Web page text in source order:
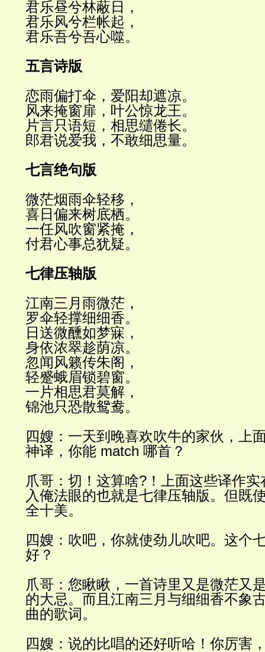
君乐昼兮林蔽日，
君乐风兮栏帐起，
君乐吾兮吾心噬。
五言诗版
恋雨偏打伞，爱阳却遮凉。
风来掩窗扉，叶公惊龙王。
片言只语短，相思缱倦长。
郎君说爱我，不敢细思量。
七言绝句版
微茫烟雨伞轻移，
喜日偏来树底栖。
一任风吹窗紧掩，
付君心事总犹疑。
七律压轴版
江南三月雨微茫，
罗伞轻撑细细香。
日送微醺如梦寐，
身依浓翠趁荫凉。
忽闻风籁传朱阁，
轻蹙蛾眉锁碧窗。
一片相思君莫解，
锦池只恐散鸳鸯。
四嫂：一天到晚喜欢吹牛的家伙，上
神译，你能 match 哪首？
爪哥：切！这算啥? ！上面这些译作
入俺法眼的也就是七律压轴版。但既
全十美。
四嫂：吹吧，你就使劲儿吹吧。这个
好？
爪哥：您瞅瞅，一首诗里又是微茫又
的大忌。而且江南三月与细细香不象
曲的歌词。
四嫂：说的比唱的还好听哈！你厉害